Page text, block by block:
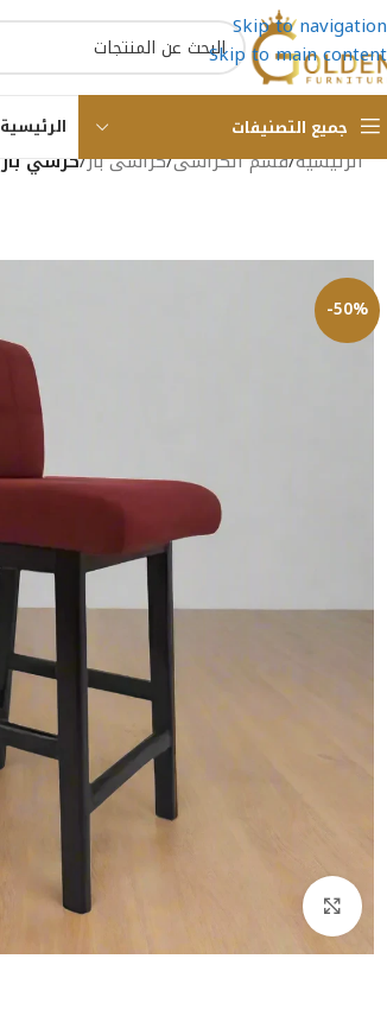
Skip to navigation
Skip to main content
جميع التصنيفات الرئيسية
الرئيسية/قسم الكراسى/كراسى بار/كرسي بار 47×47سم GLUBL 0029(M508)
-50%